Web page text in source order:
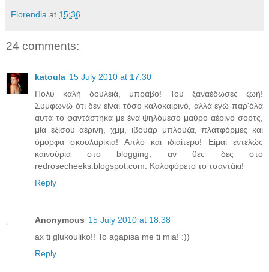
Florendia at 15:36
24 comments:
katoula 15 July 2010 at 17:30
Πολύ καλή δουλειά, μπράβο! Του ξαναέδωσες ζωή!
Συμφωνώ ότι δεν είναι τόσο καλοκαιρινό, αλλά εγώ παρ'όλα
αυτά το φαντάστηκα με ένα ψηλόμεσο μαύρο αέρινο σορτς,
μία εξίσου αέρινη, χμμ, ιβουάρ μπλούζα, πλατφόρμες και
όμορφα σκουλαρίκια! Απλό και ιδιαίτερο! Είμαι εντελώς
καινούρια στο blogging, αν θες δες στο
redrosecheeks.blogspot.com. Καλοφόρετο το τσαντάκι!
Reply
Anonymous 15 July 2010 at 18:38
ax ti glukouliko!! To agapisa me ti mia! :))
Reply